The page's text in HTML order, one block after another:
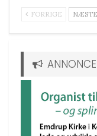
FORRIGE NÆSTE